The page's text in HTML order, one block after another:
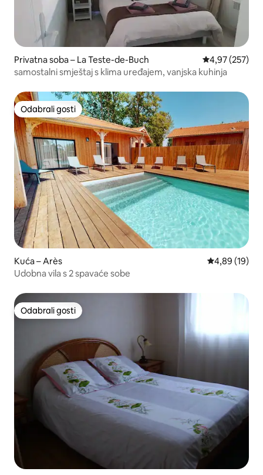
Privatna soba – La Teste-de-Buch Prosječna
4,97 (257)
samostalni smještaj s klima uređajem, vanjska kuhinja
Odabrali gosti
Odabrali gosti
Kuća – Arès Prosječna
4,89 (19)
Udobna vila s 2 spavaće sobe
Odabrali gosti
Odabrali gosti